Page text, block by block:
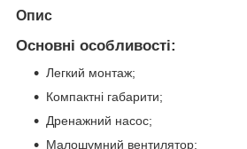
Опис
Основні особливості:
Легкий монтаж;
Компактні габарити;
Дренажний насос;
Малошумний вентилятор;